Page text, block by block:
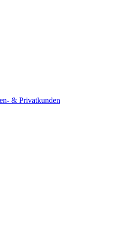
& Privatkunden